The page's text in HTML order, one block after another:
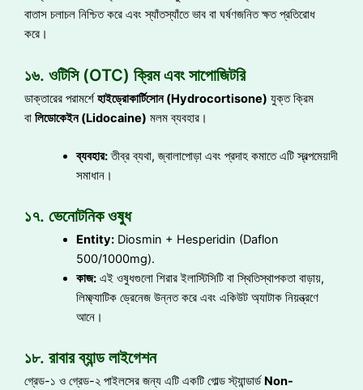
বাতাস চলাচল নিশ্চিত করে এবং স্যাঁতস্যাঁতে ভাব বা ঘর্ষণজনিত ক্ষত প্রতিরোধ
করে।
১৬. ওটিসি (OTC) ক্রিম এবং সাপোজিটরি
ডাক্তারের পরামর্শেহাইড্রোকার্টিসোন (Hydrocortisone) যুক্ত ক্রিম
বা লিডোকেইন (Lidocaine) মলম ব্যবহার।
ব্যবহার:তীব্র ব্যথা, জ্বালাপোড়া এবং প্রদাহ কমাতে এটি স্বল্পমেয়াদী
সমাধান।
১৭. ভেনোটনিক ওষুধ
Entity:Diosmin + Hesperidin (Daflon
500/1000mg).
কাজ:এই ওষুধগুলো শিরার ইলাস্টিসিটি বা স্থিতিস্থাপকতা বাড়ায়,
লিম্ফ্যাটিক ড্রেনেজ উন্নত করে এবং একিউট অ্যাটাক নিয়ন্ত্রণে
আনে।
১৮. রাবার ব্যান্ড লাইগেশন
গ্রেড-১ ও গ্রেড-২ পাইলসের জন্য এটি একটি গোল্ড স্ট্যান্ডার্ড Non-